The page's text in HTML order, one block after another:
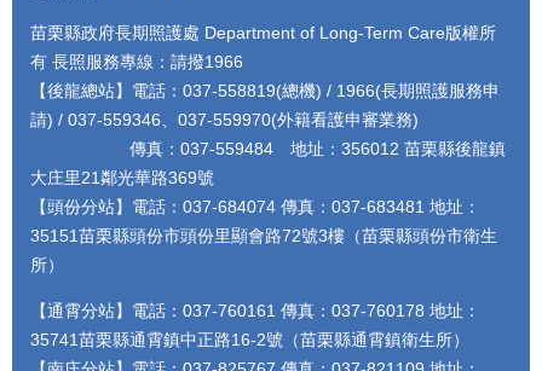
苗栗縣政府長期照護處 Department of Long-Term Care版權所
有 長照服務專線：請撥1966
【後龍總站】電話：037-558819(總機) / 1966(長期照護服務申
請) / 037-559346、037-559970(外籍看護申審業務)
傳真：037-559484 地址：356012 苗栗縣後龍鎮
大庄里21鄰光華路369號
【頭份分站】電話：037-684074 傳真：037-683481 地址：
35151苗栗縣頭份市頭份里顯會路72號3樓（苗栗縣頭份市衛生
所）
【通霄分站】電話：037-760161 傳真：037-760178 地址：
35741苗栗縣通霄鎮中正路16-2號（苗栗縣通霄鎮衛生所）